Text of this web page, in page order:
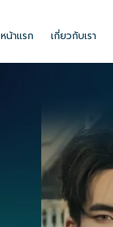
หน้าแรก เกี่ยวกับเรา